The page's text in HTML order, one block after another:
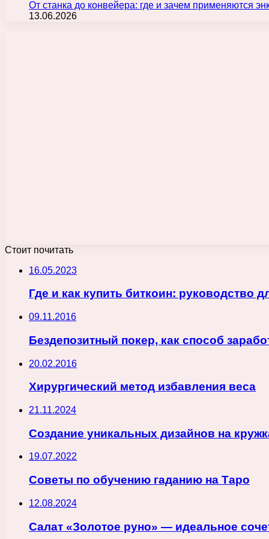
От станка до конвейера: где и зачем применяются
13.06.2026
Стоит почитать
16.05.2023
Где и как купить биткоин: руководство
09.11.2016
Бездепозитный покер, как способ
20.02.2016
Хирургический метод избавления веса
21.11.2024
Создание уникальных дизайнов на
19.07.2022
Советы по обучению гаданию на Таро
12.08.2024
Салат «Золотое руно» — идеальное